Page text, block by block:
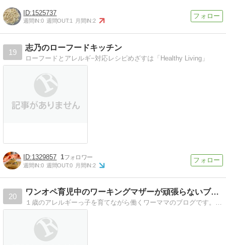
1525737
週間IN:0 週間OUT:1 月間IN:2
19
志乃のローフードキッチン
ローフードとアレルギ−対応レシピめざすは「Healthy Living」
1329857 1
週間IN:0 週間OUT:0 月間IN:2
20
ワンオペ育児中のワーキングマザーが頑張らないブログ